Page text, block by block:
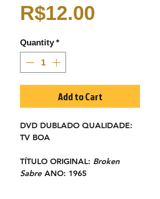
R$12.00
Quantity *
Add to Cart
DVD DUBLADO QUALIDADE:
TV BOA
TÍTULO ORIGINAL: Broken
Sabre ANO: 1965